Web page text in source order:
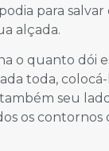
para salvar
alçada.
o quanto dói
toda,
seu
os contornos